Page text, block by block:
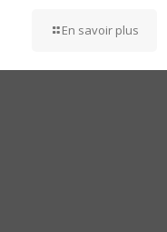
En savoir plus